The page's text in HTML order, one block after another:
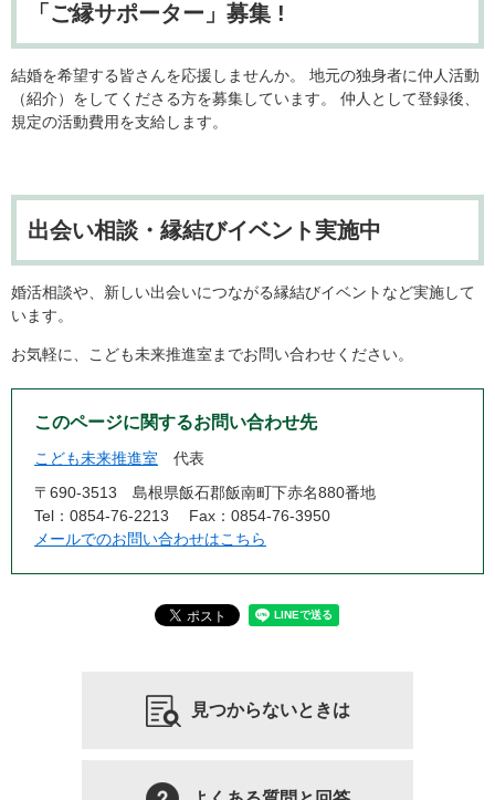
「ご縁サポーター」募集 !
結婚を希望する皆さんを応援しませんか。 地元の独身者に仲人活動
（紹介）をしてくださる方を募集しています。 仲人として登録後、
規定の活動費用を支給します。
出会い相談・縁結びイベント実施中
婚活相談や、新しい出会いにつながる縁結びイベントなど実施して
います。
お気軽に、こども未来推進室までお問い合わせください。
このページに関するお問い合わせ先
こども未来推進室
代表
〒690-3513
島根県飯石郡飯南町下赤名880番地
Tel：0854-76-2213
Fax：0854-76-3950
メールでのお問い合わせはこちら
見つからないときは